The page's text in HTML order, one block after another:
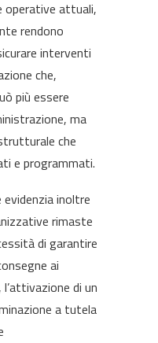
operative attuali,
rendono
interventi
che,
più essere
ma
che
e programmati.
evidenzia inoltre
rimaste
di garantire
ai
di un
a tutela